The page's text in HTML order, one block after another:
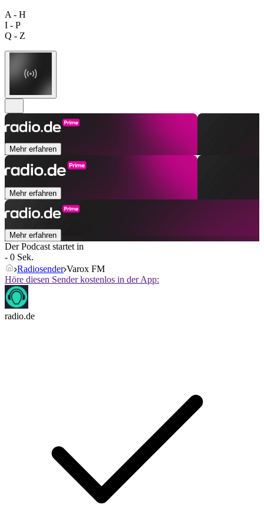
A - H
I - P
Q - Z
Mehr erfahren
Mehr erfahren
Mehr erfahren
Der Podcast startet in
- 0 Sek.
Radiosender Varox FM
Höre diesen Sender kostenlos in der App:
radio.de